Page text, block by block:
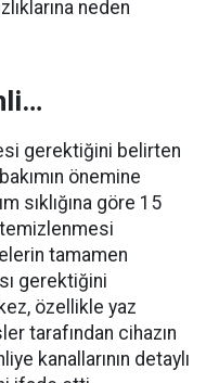
neden
gerektiğini belirten
önemine
sıklığına göre 15
tamamen
gerektiğini
özellikle yaz
tarafından cihazın
kanallarının detaylı